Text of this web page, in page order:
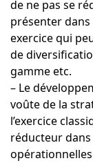
de ne pas se
présenter
exercice qui
de
gamme etc.
– Le
voûte de la
l’exercice
réducteur dans